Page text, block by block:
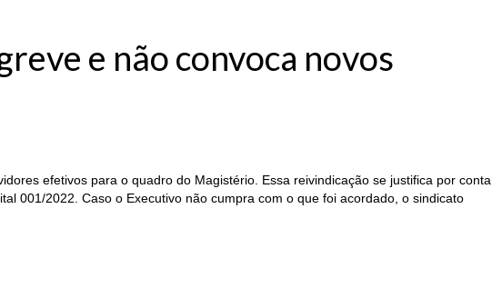
e não convoca novos
efetivos para o quadro do Magistério. Essa reivindicação se justifica por conta
001/2022. Caso o Executivo não cumpra com o que foi acordado, o sindicato